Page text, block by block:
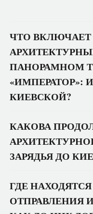
ЧТО ВКЛЮЧАЕТ
ПАНОРАМНОМ
«ИМПЕРАТОР»:
КИЕВСКОЙ?
КАКОВА
ЗАРЯДЬЯ ДО
ГДЕ
ОТПРАВЛЕНИЯ